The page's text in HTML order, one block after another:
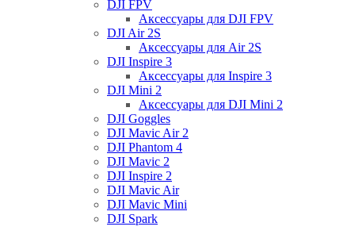
DJI FPV
Аксессуары для DJI FPV
DJI Air 2S
Аксессуары для Air 2S
DJI Inspire 3
Аксессуары для Inspire 3
DJI Mini 2
Аксессуары для DJI Mini 2
DJI Goggles
DJI Mavic Air 2
DJI Phantom 4
DJI Mavic 2
DJI Inspire 2
DJI Mavic Air
DJI Mavic Mini
DJI Spark